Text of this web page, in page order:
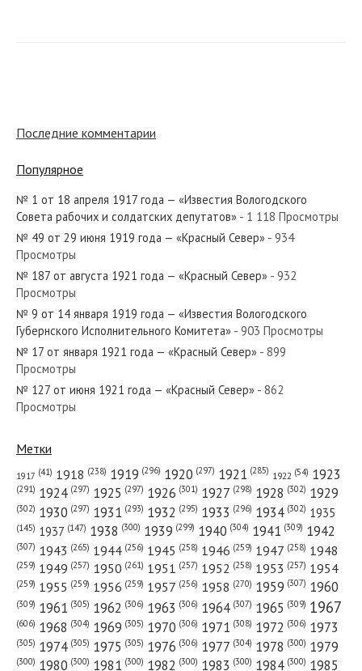
№ 225 от сентября 1976 года —
№ 253 от октября 1941 года —
«Красный Север»
№ 291 от декабря 1982 года —
Последние комментарии
Популярное
№ 1 от 18 апреля 1917 года — «Известия Вологодского
Совета рабочих и солдатских депутатов» - 1 118 Просмотры
№ 49 от 29 июня 1919 года — «Красный Север» - 934
Просмотры
№ 187 от августа 1921 года — «Красный Север» - 932
Просмотры
№ 9 от 14 января 1919 года — «Известия Вологодского
Губернского Исполнительного Комитета» - 903 Просмотры
№ 17 от января 1921 года — «Красный Север» - 899
Просмотры
№ 127 от июня 1921 года — «Красный Север» - 862
Просмотры
Метки
1917 (41) 1918 (238) 1919 (296) 1920 (297) 1921 (285) 1922 (54) 1923
(291) 1924 (297) 1925 (297) 1926 (301) 1927 (298) 1928 (302) 1929
(302) 1930 (297) 1931 (293) 1932 (295) 1933 (296) 1934 (302) 1935
(145) 1937 (147) 1938 (300) 1939 (299) 1940 (304) 1941 (309) 1942
(307) 1943 (265) 1944 (256) 1945 (258) 1946 (259) 1947 (258) 1948
(259) 1949 (257) 1950 (261) 1951 (257) 1952 (258) 1953 (257) 1954
(259) 1955 (259) 1956 (259) 1957 (256) 1958 (270) 1959 (307) 1960
(309) 1961 (305) 1962 (306) 1963 (306) 1964 (307) 1965 (309) 1967
(606) 1968 (304) 1969 (305) 1970 (306) 1971 (308) 1972 (306) 1973
(305) 1974 (305) 1975 (305) 1976 (306) 1977 (304) 1978 (300) 1979
(300) 1980 (300) 1981 (300) 1982 (300) 1983 (300) 1984 (300) 1985